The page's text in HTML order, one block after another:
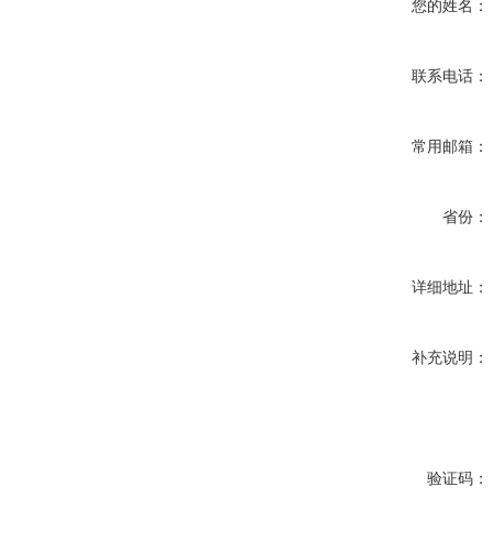
您的姓名：
联系电话：
常用邮箱：
省份：
详细地址：
补充说明：
验证码：